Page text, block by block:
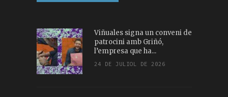
Viñuales signa un conveni de
patrocini amb Griñó,
l’empresa que ha...
24 DE JULIOL DE 2026